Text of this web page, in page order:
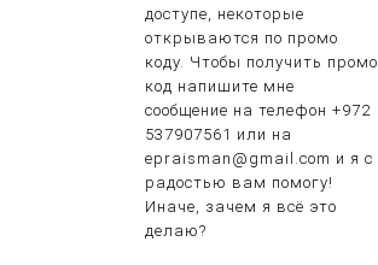
доступе, некоторые
открываются по промо
коду. Чтобы получить промо
код напишите мне
сообщение на телефон +972
537907561 или на
epraisman@gmail.com и я с
радостью вам помогу!
Иначе, зачем я всё это
делаю?